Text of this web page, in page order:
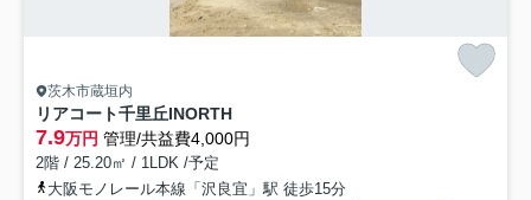
茨木市蔵垣内
リアコート千里丘INORTH
7.9万円 管理/共益費4,000円
2階 / 25.20㎡ / 1LDK /予定
大阪モノレール本線「沢良宜」駅 徒歩15分